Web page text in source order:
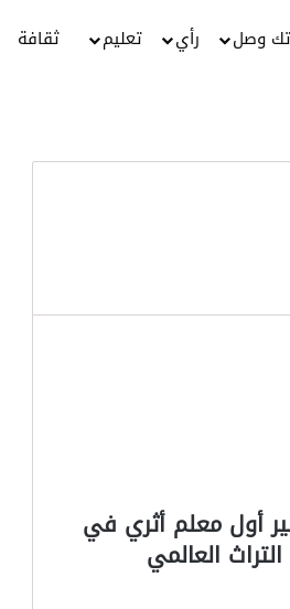
وصل رأي تعليم ثقافة
أول معلم أثري في
العالمي